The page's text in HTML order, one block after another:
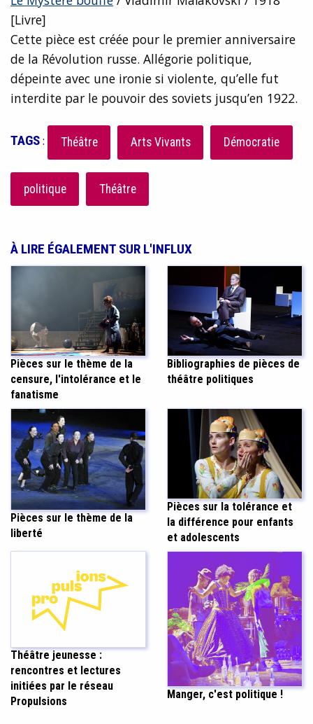
[Livre]
Cette pièce est créée pour le premier anniversaire
de la Révolution russe. Allégorie politique,
dépeinte avec une ironie si violente, qu’elle fut
interdite par le pouvoir des soviets jusqu’en 1922.
TAGS: Théâtre Arts Vivants Démocratie
politique Théâtre
À LIRE ÉGALEMENT SUR L'INFLUX
Pièces sur le thème de la
censure, l'intolérance et le
fanatisme
Bibliographies de pièces de
théâtre politiques
Pièces sur le thème de la
liberté
Pièces sur la tolérance et
la différence pour enfants
et adolescents
Théâtre jeunesse :
rencontres et lectures
initiées par le réseau
Propulsions
Manger, c'est politique !